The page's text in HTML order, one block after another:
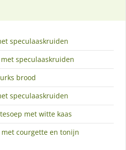
speculaaskruiden
speculaaskruiden
brood
speculaaskruiden
met witte kaas
courgette en tonijn